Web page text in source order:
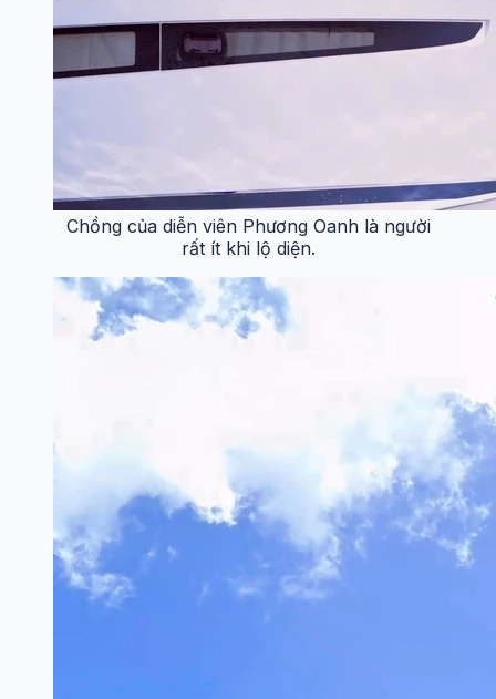
Chồng của diễn viên Phương Oanh là người
rất ít khi lộ diện.